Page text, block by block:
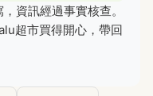
資訊經過事實核查。
超市買得開心，帶回